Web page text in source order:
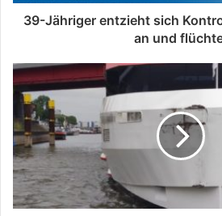
39-Jähriger entzieht sich
an und